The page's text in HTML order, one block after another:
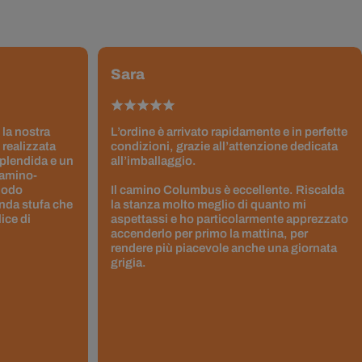
nostra
realizzata
e un
stufa che
di
Sara
L’ordine è arrivato rapidamente e in perfette
condizioni, grazie all’attenzione dedicata
all’imballaggio.
Il camino Columbus è eccellente. Riscalda
la stanza molto meglio di quanto mi
aspettassi e ho particolarmente apprezzato
accenderlo per primo la mattina, per
rendere più piacevole anche una giornata
grigia.